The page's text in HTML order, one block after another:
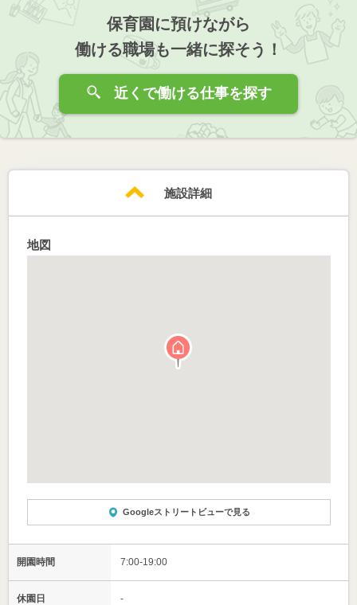
保育園に預けながら
働ける職場も一緒に探そう！
近くで働ける仕事を探す
施設詳細
地図
Googleストリートビューで見る
開園時間 7:00-19:00
休園日 -